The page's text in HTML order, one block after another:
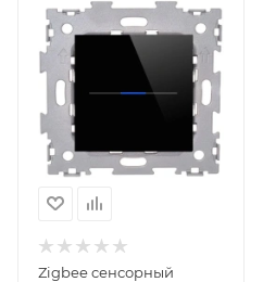
Zigbee cенсорный